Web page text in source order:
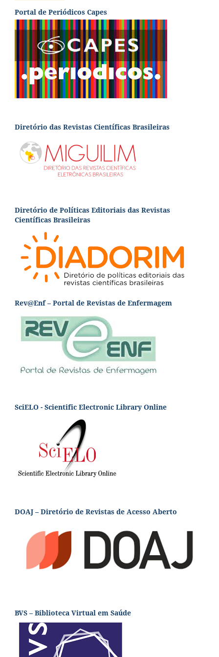
Portal de Periódicos Capes
Diretório das Revistas Científicas Brasileiras
Diretório de Políticas Editoriais das Revistas
Científicas Brasileiras
Rev@Enf – Portal de Revistas de Enfermagem
SciELO - Scientific Electronic Library Online
DOAJ – Diretório de Revistas de Acesso Aberto
BVS – Biblioteca Virtual em Saúde